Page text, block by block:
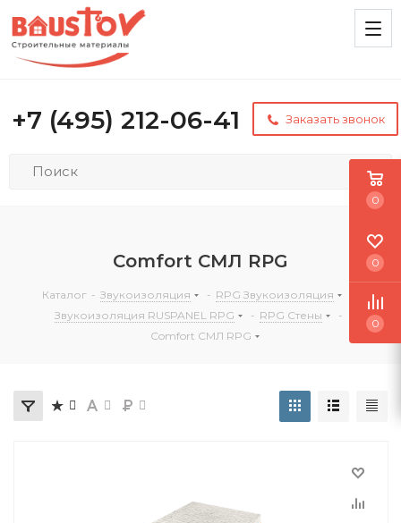
+7 (495) 212-06-41 Заказать звонок
Comfort СМЛ RPG
Каталог - Звукоизоляция - RPG Звукоизоляция
Звукоизоляция RUSPANEL RPG
- RPG Стены
-
Comfort СМЛ RPG
0
0
0